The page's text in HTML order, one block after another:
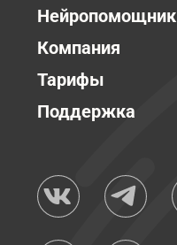
Нейропомощник
Компания
Тарифы
Поддержка